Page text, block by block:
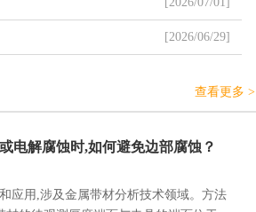
[2026/06/29]
查看更多 >
电解腐蚀时,如何避免边部腐蚀？
应用,涉及金属带材分析技术领域。方法